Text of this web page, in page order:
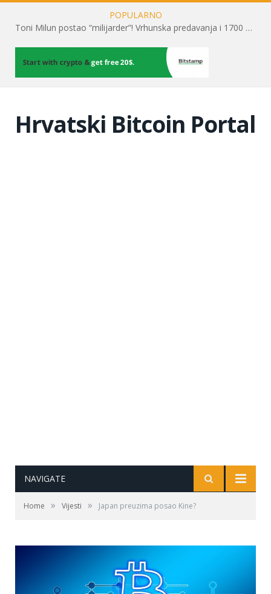
POPULARNO
Toni Milun postao “milijarder”! Vrhunska predavanja i 1700 posjetitelja obilježili su mjesec financijske pismenosti
Hrvatski Bitcoin Portal
NAVIGATE
Home » Vijesti » Japan preuzima posao Kine?